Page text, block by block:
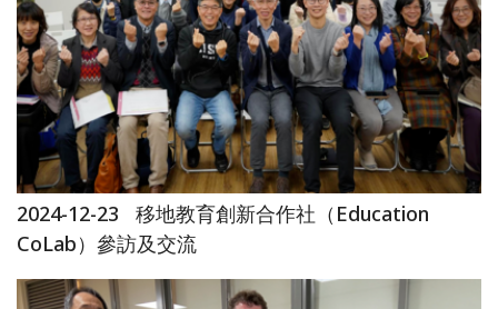
2024-12-23
移地教育創新合作社（Education
CoLab）參訪及交流